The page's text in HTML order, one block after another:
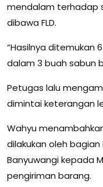
mendalam terhadap
dibawa FLD.
“Hasilnya ditemukan
dalam 3 buah sabun
Petugas lalu
dimintai keterangan
Wahyu
dilakukan oleh
Banyuwangi kepada
pengiriman barang.